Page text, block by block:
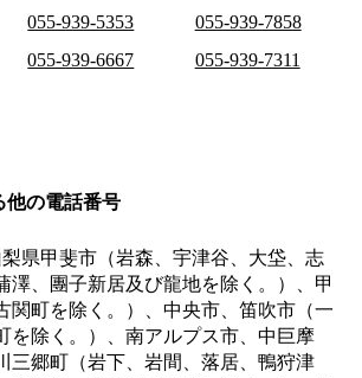
055-939-5353
055-939-7858
055-939-6667
055-939-7311
他の電話番号
梨県甲斐市（岩森、宇津谷、大垈、志
澤、團子新居及び龍地を除く。）、甲
関町を除く。）、中央市、笛吹市（一
を除く。）、南アルプス市、中巨摩
三郷町（岩下、岩間、落居、鴨狩津